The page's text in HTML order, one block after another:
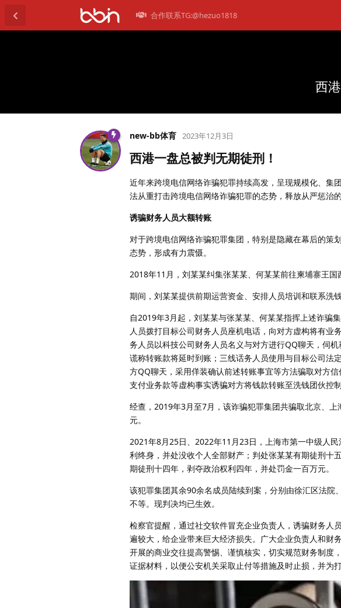
合作联系TG:@hezuo1818
西
new-bb体育 2023年12月3日
西港一盘总被判无期徒刑！
近年来跨境电信网络诈骗犯罪持续高发，呈现规模化、集
法从重打击跨境电信网络诈骗犯罪的态势，释放从严惩治的
诱骗财务人员大额转账
对于跨境电信网络诈骗犯罪集团，特别是隐藏在幕后的
态势，形成有力震慑。
2018年11月，刘某某纠集张某某、何某某前往柬埔寨王国
期间，刘某某提供前期运营资金、安排人员培训和联系洗钱
自2019年3月起，刘某某与张某某、何某某指挥上述诈骗
人员拨打目标公司财务人员座机电话，向对方虚构将有
务人员以科技公司财务人员名义与对方进行QQ聊天，伺
谎称转账款将延时到账；三线话务人员使用与目标公司法
方QQ聊天，采用佯装确认前述转账事宜等方法骗取对方
支付业务款等虚构事实诱骗对方将钱款转账至洗钱团伙控制
经查，2019年3月至7月，该诈骗犯罪集团共骗取北京、
元。
2021年8月25日、2022年11月23日，上海市第一中级人
利终身，并处没收个人全部财产；判处张某某有期徒刑十
期徒刑十四年，剥夺政治权利四年，并处罚金一百万元。
该犯罪集团其余90余名成员陆续到案，分别由徐汇区法
不等。现判决均已生效。
检察官提醒，通过社交软件冒充企业负责人，诱骗财务人
遍较大，给企业带来巨大经济损失。广大企业负责人和财
开展的商业交往提高警惕、谨慎核实，切实规范财务制度
证据材料，以便公安机关采取止付等措施及时止损，并为